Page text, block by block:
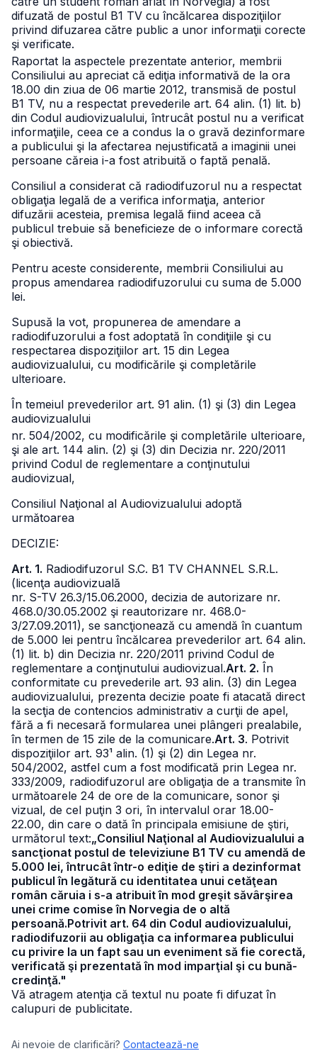
difuzată de postul B1 TV cu încălcarea dispoziţiilor
privind difuzarea către public a unor informaţii corecte
şi verificate.
Raportat la aspectele prezentate anterior, membrii
Consiliului au apreciat că ediţia informativă de la ora
18.00 din ziua de 06 martie 2012, transmisă de postul
B1 TV, nu a respectat prevederile art. 64 alin. (1) lit. b)
din Codul audiovizualului, întrucât postul nu a verificat
informaţiile, ceea ce a condus la o gravă dezinformare
a publicului şi la afectarea nejustificată a imaginii unei
persoane căreia i-a fost atribuită o faptă penală.
Consiliul a considerat că radiodifuzorul nu a respectat
obligaţia legală de a verifica informaţia, anterior
difuzării acesteia, premisa legală fiind aceea că
publicul trebuie să beneficieze de o informare corectă
şi obiectivă.
Pentru aceste considerente, membrii Consiliului au
propus amendarea radiodifuzorului cu suma de 5.000
lei.
Supusă la vot, propunerea de amendare a
radiodifuzorului a fost adoptată în condiţiile şi cu
respectarea dispoziţiilor art. 15 din Legea
audiovizualului, cu modificările şi completările
ulterioare.
În temeiul prevederilor art. 91 alin. (1) şi (3) din Legea
audiovizualului
nr. 504/2002, cu modificările şi completările ulterioare,
şi ale art. 144 alin. (2) şi (3) din Decizia nr. 220/2011
privind Codul de reglementare a conţinutului
audiovizual,
Consiliul Naţional al Audiovizualului adoptă
următoarea
DECIZIE:
Art. 1. Radiodifuzorul S.C. B1 TV CHANNEL S.R.L.
(licenţa audiovizuală
nr. S-TV 26.3/15.06.2000, decizia de autorizare nr.
468.0/30.05.2002 şi reautorizare nr. 468.0-
3/27.09.2011), se sancţionează cu amendă în cuantum
de 5.000 lei pentru încălcarea prevederilor art. 64 alin.
(1) lit. b) din Decizia nr. 220/2011 privind Codul de
reglementare a conţinutului audiovizual.Art. 2. În
conformitate cu prevederile art. 93 alin. (3) din Legea
audiovizualului, prezenta decizie poate fi atacată direct
la secţia de contencios administrativ a curţii de apel,
fără a fi necesară formularea unei plângeri prealabile,
în termen de 15 zile de la comunicare.Art. 3. Potrivit
dispoziţiilor art. 93¹ alin. (1) şi (2) din Legea nr.
504/2002, astfel cum a fost modificată prin Legea nr.
333/2009, radiodifuzorul are obligaţia de a transmite în
următoarele 24 de ore de la comunicare, sonor şi
vizual, de cel puţin 3 ori, în intervalul orar 18.00-
22.00, din care o dată în principala emisiune de ştiri,
următorul text:„Consiliul Naţional al Audiovizualului a
sancţionat postul de televiziune B1 TV cu amendă de
5.000 lei, întrucât într-o ediţie de ştiri a dezinformat
publicul în legătură cu identitatea unui cetăţean
român căruia i s-a atribuit în mod greşit săvârşirea
unei crime comise în Norvegia de o altă
persoană.Potrivit art. 64 din Codul audiovizualului,
radiodifuzorii au obligaţia ca informarea publicului
cu privire la un fapt sau un eveniment să fie corectă,
verificată şi prezentată în mod imparţial şi cu bună-
credinţă."
Vă atragem atenţia că textul nu poate fi difuzat în
calupuri de publicitate.
Ai nevoie de clarificări? Contactează-ne